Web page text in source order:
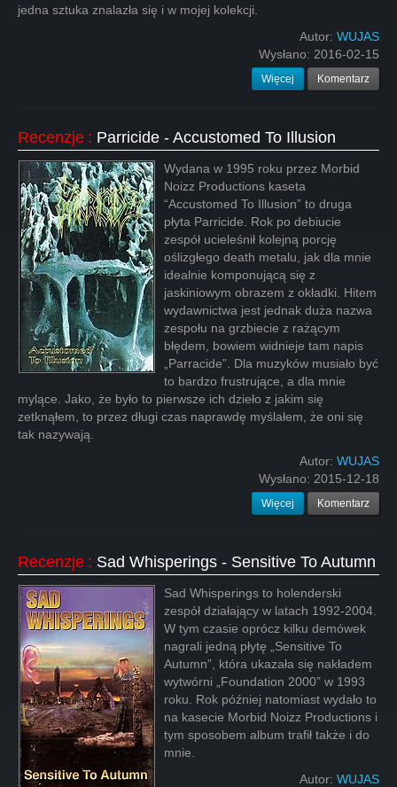
jedna sztuka znalazła się i w mojej kolekcji.
Autor: WUJAS
Wysłano: 2016-02-15
Więcej Komentarz
Recenzje : Parricide - Accustomed To Illusion
Wydana w 1995 roku przez Morbid
Noizz Productions kaseta
“Accustomed To Illusion” to druga
płyta Parricide. Rok po debiucie
zespół ucieleśnił kolejną porcję
oślizgłego death metalu, jak dla mnie
idealnie komponującą się z
jaskiniowym obrazem z okładki. Hitem
wydawnictwa jest jednak duża nazwa
zespołu na grzbiecie z rażącym
błędem, bowiem widnieje tam napis
„Parracide”. Dla muzyków musiało być
to bardzo frustrujące, a dla mnie
mylące. Jako, że było to pierwsze ich dzieło z jakim się
zetknąłem, to przez długi czas naprawdę myślałem, że oni się
tak nazywają.
Autor: WUJAS
Wysłano: 2015-12-18
Więcej Komentarz
Recenzje : Sad Whisperings - Sensitive To Autumn
Sad Whisperings to holenderski
zespół działający w latach 1992-2004.
W tym czasie oprócz kilku demówek
nagrali jedną płytę „Sensitive To
Autumn”, która ukazała się nakładem
wytwórni „Foundation 2000” w 1993
roku. Rok później natomiast wydało to
na kasecie Morbid Noizz Productions i
tym sposobem album trafił także i do
mnie.
Autor: WUJAS